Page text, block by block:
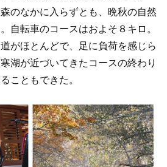
のなかに入らずとも、晩秋の自然
自転車のコースはおよそ８キロ。
がほとんどで、足に負荷を感じら
湖が近づいてきたコースの終わり
こともできた。